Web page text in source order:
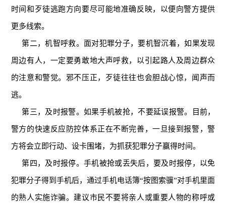
时间和歹徒逃跑方向要尽可能地准确反映，以便向警方提供
更多线索。
第二，机智呼救。面对犯罪分子，要机智沉着，如果发现
周边有人，一定要勇敢地大声呼救，以引起路人及周边群众
的注意和警觉。邪不压正，歹徒往往也会胆战心惊，闻声而
逃。
第三，及时报警。如果手机被抢，不要延误报警。目前，
警方的快速反应防控体系正在不断完善，一旦接到报警，警
方将会立即行动、设卡围堵，为抓获犯罪分子赢得时间。
第四，及时报停。手机被抢或丢失后，要及时报停，以免
犯罪分子得到手机后，通过手机电话簿“按图索骥”对手机里面
的熟人实施诈骗。建议市民不要将亲人或重要人物的称呼或